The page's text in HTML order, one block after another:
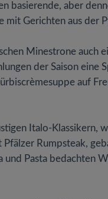
basierende, aber
mit Gerichten aus der
Minestrone auch
der Saison eine
auf
Italo-Klassikern,
Rumpsteak,
und Pasta bedachten